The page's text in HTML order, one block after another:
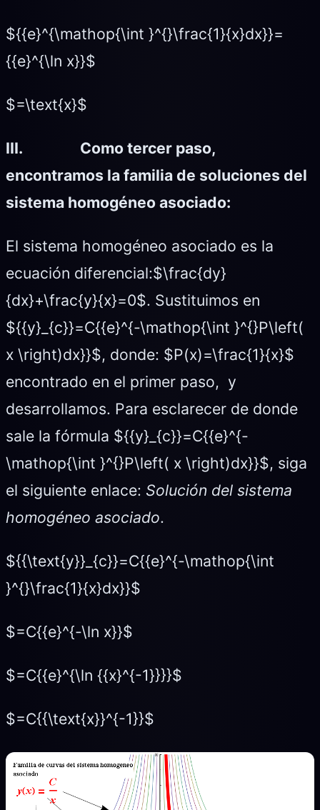
${{e}^{\mathop{\int }^{}\frac{1}{x}dx}}=
{{e}^{\ln x}}$
$=\text{x}$
III. Como tercer paso,
encontramos la familia de soluciones del
sistema homogéneo asociado:
El sistema homogéneo asociado es la
ecuación diferencial:$\frac{dy}
{dx}+\frac{y}{x}=0$. Sustituimos en
${{y}_{c}}=C{{e}^{-\mathop{\int }^{}P\left(
x \right)dx}}$, donde: $P(x)=\frac{1}{x}$
encontrado en el primer paso, y
desarrollamos. Para esclarecer de donde
sale la fórmula ${{y}_{c}}=C{{e}^{-
\mathop{\int }^{}P\left( x \right)dx}}$, siga
el siguiente enlace: Solución del sistema
homogéneo asociado.
${{\text{y}}_{c}}=C{{e}^{-\mathop{\int
}^{}\frac{1}{x}dx}}$
$=C{{e}^{-\ln x}}$
$=C{{e}^{\ln {{x}^{-1}}}}$
$=C{{\text{x}}^{-1}}$